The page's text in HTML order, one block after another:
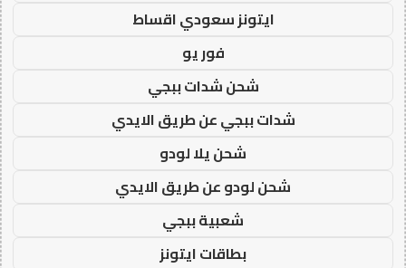
ايتونز سعودي اقساط
فور يو
شحن شدات ببجي
شدات ببجي عن طريق الايدي
شحن يلا لودو
شحن لودو عن طريق الايدي
شعبية ببجي
بطاقات ايتونز